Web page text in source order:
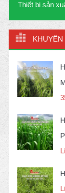
Thiết bị sản
KHUYẾN